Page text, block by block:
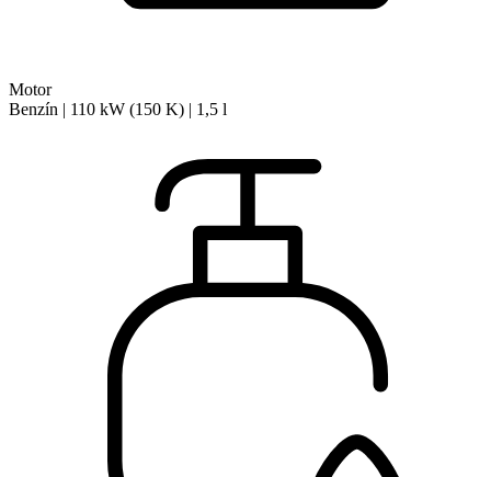
Motor
Benzín | 110 kW (150 K) | 1,5 l